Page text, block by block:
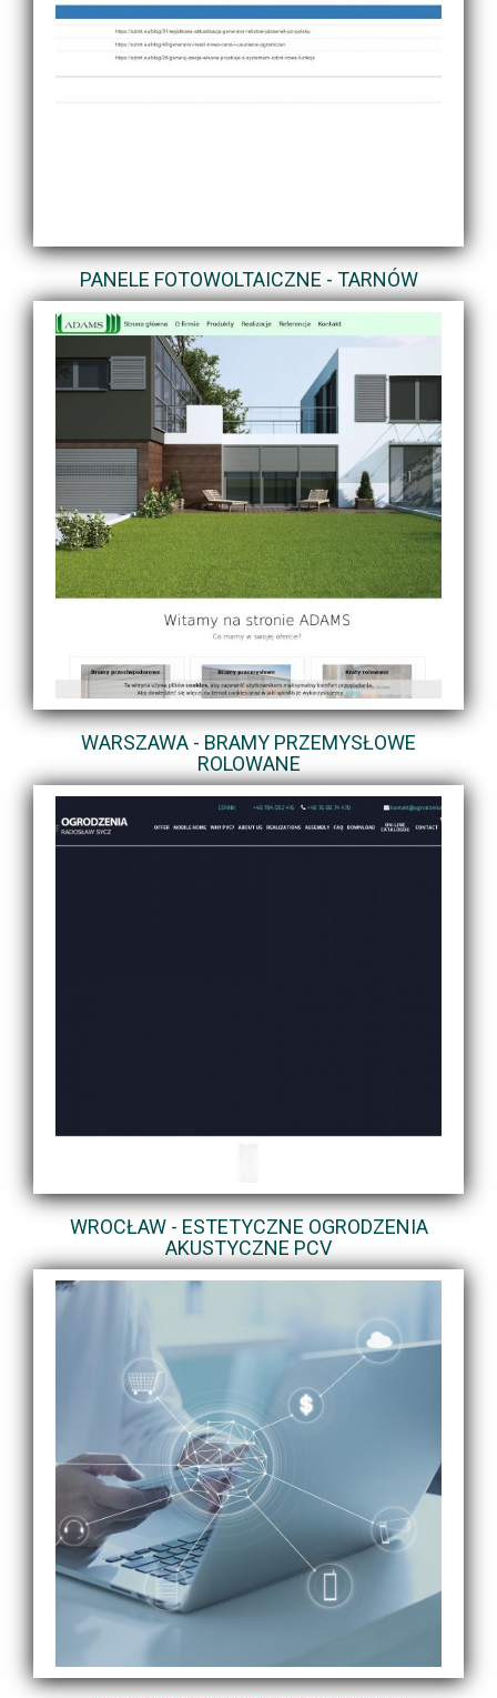
PANELE FOTOWOLTAICZNE - TARNÓW
WARSZAWA - BRAMY PRZEMYSŁOWE
ROLOWANE
WROCŁAW - ESTETYCZNE OGRODZENIA
AKUSTYCZNE PCV